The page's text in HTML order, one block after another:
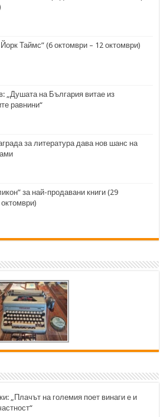
Таймс” (6 октомври – 12 октомври)
„Душата на България витае из
равнини“
за литература дава нов шанс на
за най-продавани книги (29
„Плачът на големия поет винаги е и